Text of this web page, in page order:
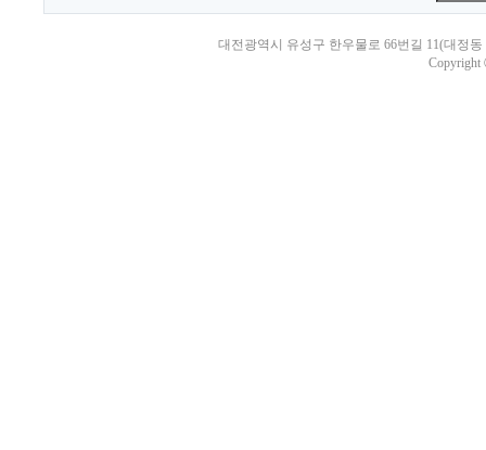
대전광역시 유성구 한우물로 66번길 11(대정
Copyright